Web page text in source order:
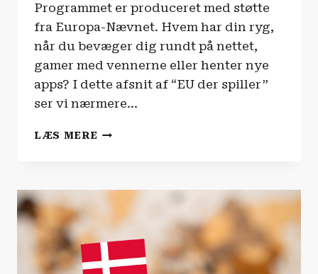
Programmet er produceret med støtte
fra Europa-Nævnet. Hvem har din ryg,
når du bevæger dig rundt på nettet,
gamer med vennerne eller henter nye
apps? I dette afsnit af “EU der spiller”
ser vi nærmere…
LÆS MERE EU
EU
DIN
SUPPORT